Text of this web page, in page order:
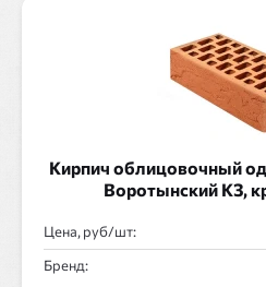
Кирпич облицовочный
Воротынский КЗ,
Цена, руб/ :
Бренд: